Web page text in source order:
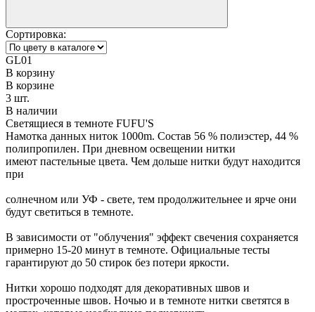
Сортировка:
GL01
В корзину
В корзине
3 шт.
В наличии
Cветящиеся в темноте FUFU'S
Намотка данных ниток 1000m. Состав 56 % полиэстер, 44 %
полипропилен. При дневном освещении нитки
имеют пастельные цвета. Чем дольше нитки будут находится
при
солнечном или УФ - свете, тем продолжительнее и ярче они
будут светиться в темноте.
В зависимости от "облучения" эффект свечения сохраняется
примерно 15-20 минут в темноте. Официальные тесты
гарантируют до 50 стирок без потери яркости.
Нитки хорошо подходят для декоративных швов и
простроченные швов. Ночью и в темноте нитки светятся в